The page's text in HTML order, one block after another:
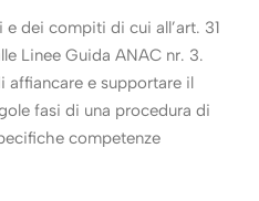
dei compiti di cui all’art. 31
Linee Guida ANAC nr. 3.
affiancare e supportare il
fasi di una procedura di
competenze